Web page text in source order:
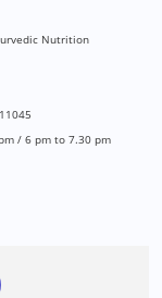
Nutrition
/ 6 pm to 7.30 pm